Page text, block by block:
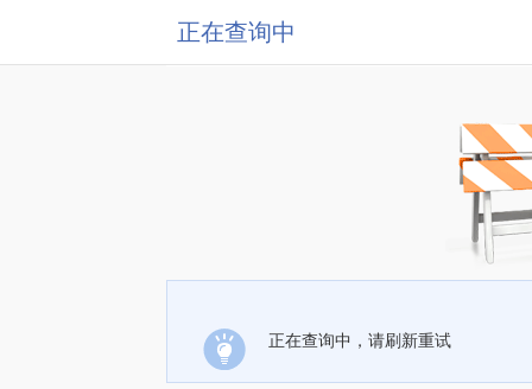
正在查询中
正在查询中，请刷新重试